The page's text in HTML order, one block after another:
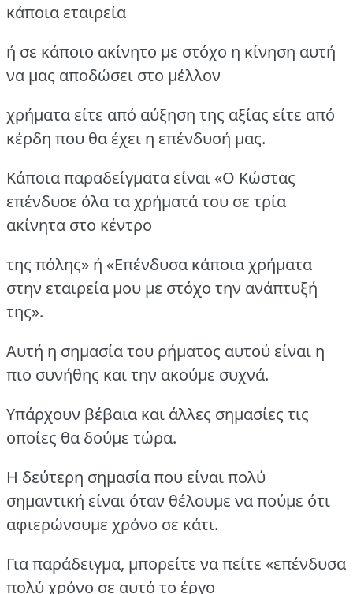
κάποια εταιρεία
ή σε κάποιο ακίνητο με στόχο η κίνηση αυτή
να μας αποδώσει στο μέλλον
χρήματα είτε από αύξηση της αξίας είτε από
κέρδη που θα έχει η επένδυσή μας.
Κάποια παραδείγματα είναι «Ο Κώστας
επένδυσε όλα τα χρήματά του σε τρία
ακίνητα στο κέντρο
της πόλης» ή «Επένδυσα κάποια χρήματα
στην εταιρεία μου με στόχο την ανάπτυξή
της».
Αυτή η σημασία του ρήματος αυτού είναι η
πιο συνήθης και την ακούμε συχνά.
Υπάρχουν βέβαια και άλλες σημασίες τις
οποίες θα δούμε τώρα.
Η δεύτερη σημασία που είναι πολύ
σημαντική είναι όταν θέλουμε να πούμε ότι
αφιερώνουμε χρόνο σε κάτι.
Για παράδειγμα, μπορείτε να πείτε «επένδυσα
πολύ χρόνο σε αυτό το έργο